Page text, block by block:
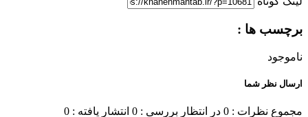
برچسب ها :
ناموجود
ارسال نظر شما
مجموع نظرات : 0 در انتظار بررسی : 0 انتشار یافته : 0